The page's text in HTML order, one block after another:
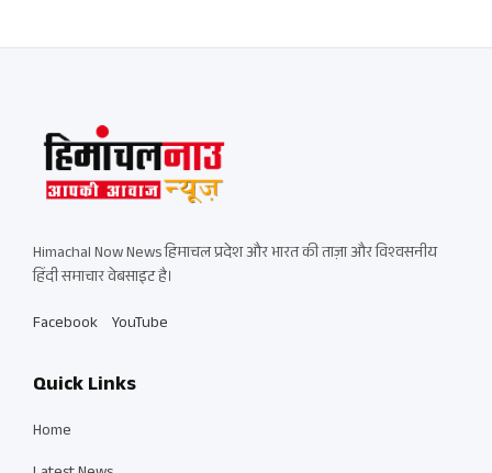
Himachal Now News हिमाचल प्रदेश और भारत की ताज़ा और विश्वसनीय
हिंदी समाचार वेबसाइट है।
Facebook YouTube
Quick Links
Home